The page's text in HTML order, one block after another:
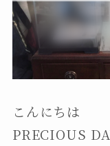
こんにちは
PRECIOUS